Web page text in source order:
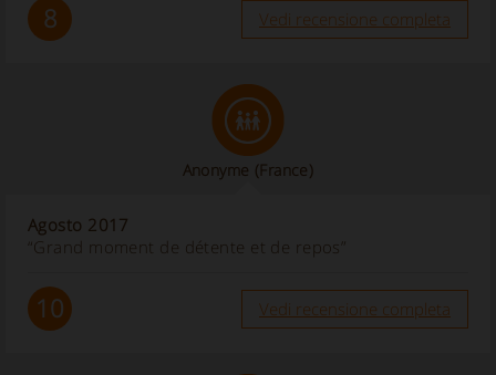
8 Vedi recensione completa
Anonyme (France)
Agosto 2017
“Grand moment de détente et de repos”
10 Vedi recensione completa